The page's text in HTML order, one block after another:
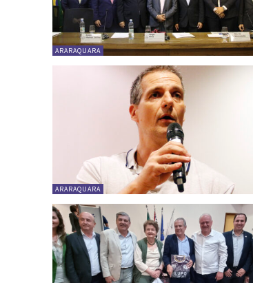
ARARAQUARA
ARARAQUARA